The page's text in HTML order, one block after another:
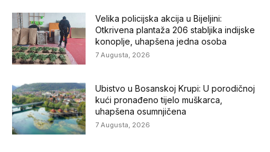
Velika policijska akcija u Bijeljini:
Otkrivena plantaža 206 stabljika indijske
konoplje, uhapšena jedna osoba
7 Augusta, 2026
Ubistvo u Bosanskoj Krupi: U porodičnoj
kući pronađeno tijelo muškarca,
uhapšena osumnjičena
7 Augusta, 2026